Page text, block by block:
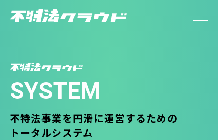
SYSTEM
不特法事業を円滑に運営するための
トータルシステム